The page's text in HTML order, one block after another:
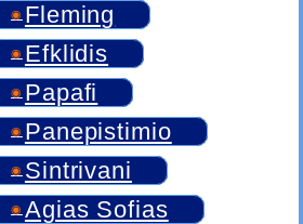
Fleming
Efklidis
Papafi
Panepistimio
Sintrivani
Agias Sofias